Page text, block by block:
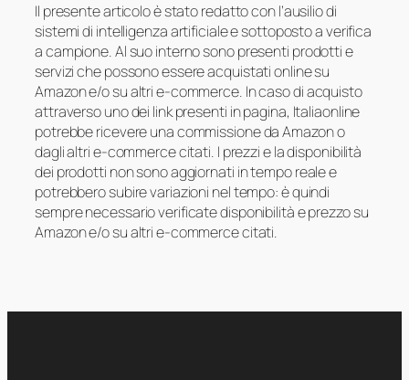
Il presente articolo è stato redatto con l’ausilio di
sistemi di intelligenza artificiale e sottoposto a verifica
a campione. Al suo interno sono presenti prodotti e
servizi che possono essere acquistati online su
Amazon e/o su altri e-commerce. In caso di acquisto
attraverso uno dei link presenti in pagina, Italiaonline
potrebbe ricevere una commissione da Amazon o
dagli altri e-commerce citati. I prezzi e la disponibilità
dei prodotti non sono aggiornati in tempo reale e
potrebbero subire variazioni nel tempo: è quindi
sempre necessario verificate disponibilità e prezzo su
Amazon e/o su altri e-commerce citati.